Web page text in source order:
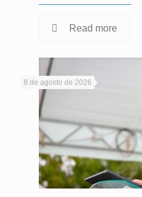
Read more
8 de agosto de 2026